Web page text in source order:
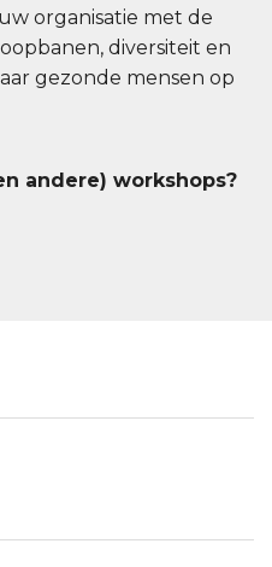
organisatie met de
diversiteit en
gezonde mensen op
andere) workshops?